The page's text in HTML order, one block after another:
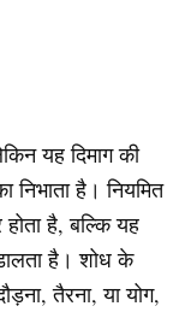
यह दिमाग की
निभाता है। नियमित
है, बल्कि यह
है। शोध के
तैरना, या योग,